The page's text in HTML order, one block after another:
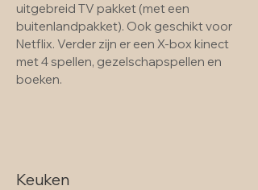
uitgebreid TV pakket (met een
buitenlandpakket). Ook geschikt voor
Netflix. Verder zijn er een X-box kinect
met 4 spellen, gezelschapspellen en
boeken.
Keuken